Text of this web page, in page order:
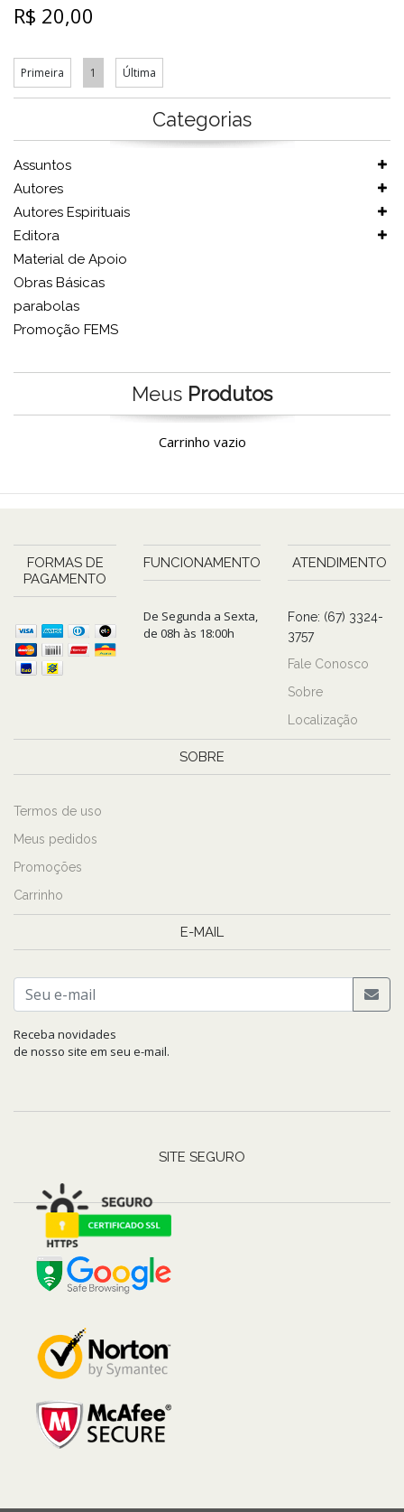
Categorias
Assuntos
Autores
Autores Espirituais
Editora
Material de Apoio
Obras Básicas
parabolas
Promoção FEMS
Meus Produtos
Carrinho vazio
R$ 20,00
Primeira 1 Última
FORMAS DE
PAGAMENTO
FUNCIONAMENTO
De Segunda a Sexta,
de 08h às 18:00h
ATENDIMENTO
Fone: (67) 3324-
3757
Fale Conosco
Sobre
Localização
SOBRE
Termos de uso
Meus pedidos
Promoções
Carrinho
E-MAIL
Receba novidades
de nosso site em seu e-mail.
SITE SEGURO